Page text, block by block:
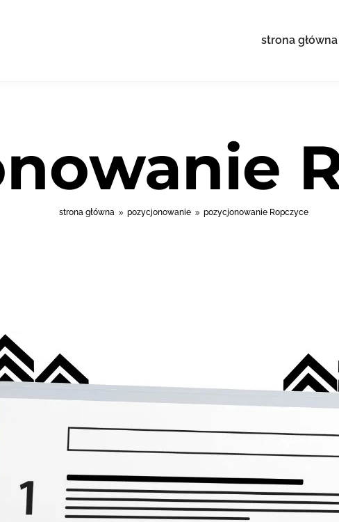
strona główna
strona główna 9 pozycjonowanie 9 pozycjonowanie Ropczyce